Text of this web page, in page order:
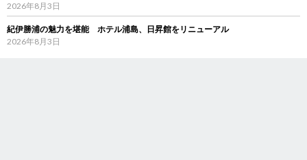
2026年8月3日
紀伊勝浦の魅力を堪能 ホテル浦島、日昇館をリニューアル
2026年8月3日